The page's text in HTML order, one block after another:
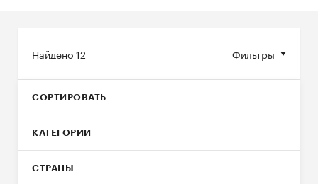
Фильтры
Найдено12
СОРТИРОВАТЬ
КАТЕГОРИИ
СТРАНЫ